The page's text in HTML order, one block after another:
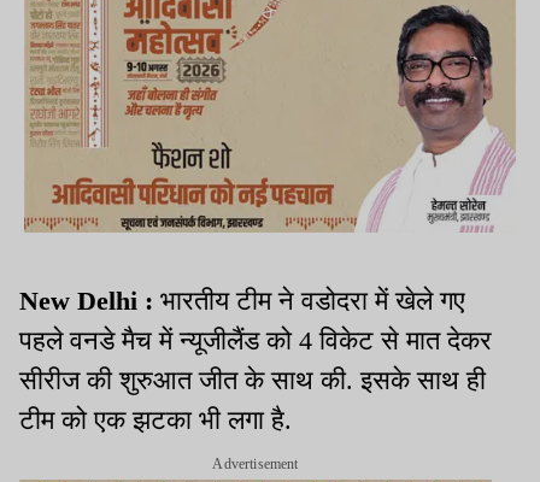
New Delhi : भारतीय टीम ने वडोदरा में खेले गए
पहले वनडे मैच में न्यूजीलैंड को 4 विकेट से मात देकर
सीरीज की शुरुआत जीत के साथ की. इसके साथ ही
टीम को एक झटका भी लगा है.
Advertisement